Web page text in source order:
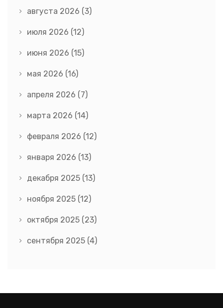
августа 2026 (3)
июля 2026 (12)
июня 2026 (15)
мая 2026 (16)
апреля 2026 (7)
марта 2026 (14)
февраля 2026 (12)
января 2026 (13)
декабря 2025 (13)
ноября 2025 (12)
октября 2025 (23)
сентября 2025 (4)